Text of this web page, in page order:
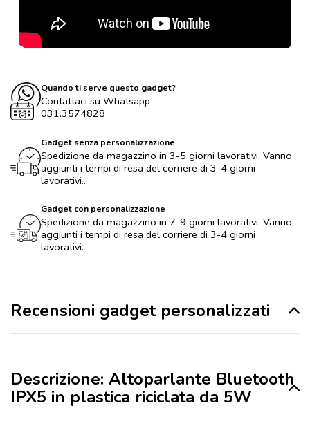
Quando ti serve questo gadget?
Contattaci su Whatsapp
031.3574828
Gadget senza personalizzazione
Spedizione da magazzino in 3-5 giorni lavorativi. Vanno
aggiunti i tempi di resa del corriere di 3-4 giorni
lavorativi..
Gadget con personalizzazione
Spedizione da magazzino in 7-9 giorni lavorativi. Vanno
aggiunti i tempi di resa del corriere di 3-4 giorni
lavorativi.
Recensioni gadget personalizzati
Descrizione: Altoparlante Bluetooth
IPX5 in plastica riciclata da 5W